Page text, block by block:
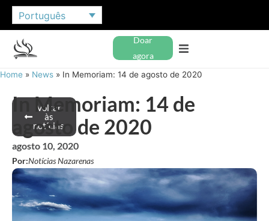
Português
Doar
agora
Home » News » In Memoriam: 14 de agosto de 2020
Voltar
às
notícias
In Memoriam: 14 de
agosto de 2020
agosto 10, 2020
Por:Notícias Nazarenas